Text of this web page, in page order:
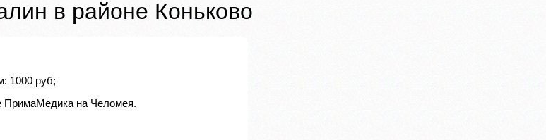
в районе Коньково
1000 руб;
ПримаМедика на Челомея.